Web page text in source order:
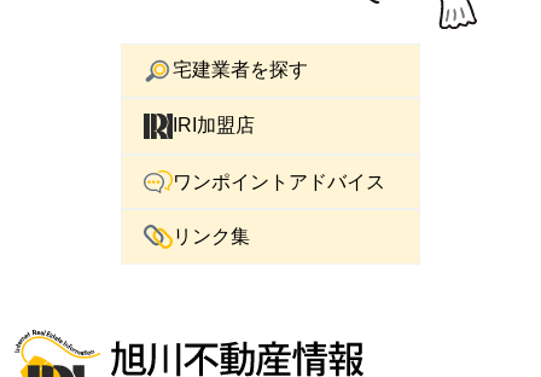
宅建業者を探す
IRI加盟店
ワンポイントアドバイス
リンク集